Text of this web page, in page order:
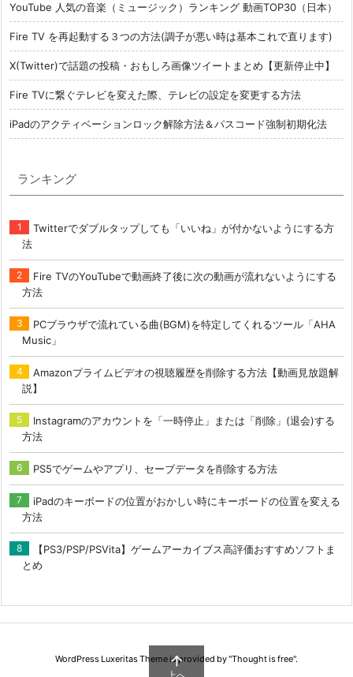
YouTube 人気の音楽（ミュージック）ランキング 動画TOP30（日本）
Fire TV を再起動する３つの方法(調子が悪い時は基本これで直ります)
X(Twitter)で話題の投稿・おもしろ画像ツイートまとめ【更新停止中】
Fire TVに繋ぐテレビを変えた際、テレビの設定を変更する方法
iPadのアクティベーションロック解除方法＆パスコード強制初期化法
ランキング
Twitterでダブルタップしても「いいね」が付かないようにする方
法
Fire TVのYouTubeで動画終了後に次の動画が流れないようにする
方法
PCブラウザで流れている曲(BGM)を特定してくれるツール「AHA
Music」
Amazonプライムビデオの視聴履歴を削除する方法【動画見放題解
説】
Instagramのアカウントを「一時停止」または「削除」(退会)する
方法
PS5でゲームやアプリ、セーブデータを削除する方法
iPadのキーボードの位置がおかしい時にキーボードの位置を変える
方法
【PS3/PSP/PSVita】ゲームアーカイブス高評価おすすめソフトま
とめ
WordPress Luxeritas Theme is provided by "Thought is free".
